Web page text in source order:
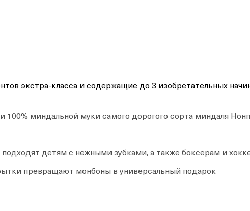
экстра-класса и содержащие до 3 изобретательных
миндальной муки самого дорогого сорта миндаля
детям с нежными зубками, а также боксерам и
превращают монбоны в универсальный подарок